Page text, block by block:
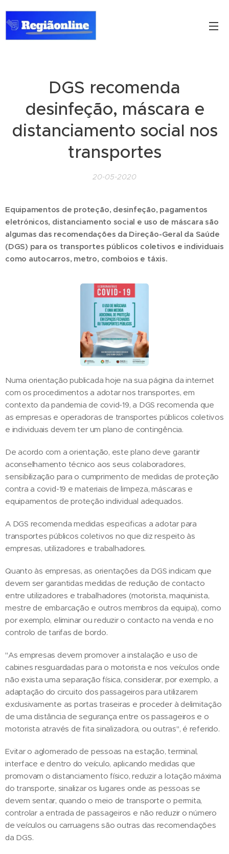
DGS recomenda
desinfeção, máscara e
distanciamento social nos
transportes
20-05-2020
Equipamentos de proteção, desinfeção, pagamentos
eletrónicos, distanciamento social e uso de máscara são
algumas das recomendações da Direção-Geral da Saúde
(DGS) para os transportes públicos coletivos e individuais
como autocarros, metro, comboios e táxis.
Numa orientação publicada hoje na sua página da internet
com os procedimentos a adotar nos transportes, em
contexto da pandemia de covid-19, a DGS recomenda que
as empresas e operadoras de transportes públicos coletivos
e individuais devem ter um plano de contingência.
De acordo com a orientação, este plano deve garantir
aconselhamento técnico aos seus colaboradores,
sensibilização para o cumprimento de medidas de proteção
contra a covid-19 e materiais de limpeza, máscaras e
equipamentos de proteção individual adequados.
A DGS recomenda medidas especificas a adotar para
transportes públicos coletivos no que diz respeito às
empresas, utilizadores e trabalhadores.
Quanto às empresas, as orientações da DGS indicam que
devem ser garantidas medidas de redução de contacto
entre utilizadores e trabalhadores (motorista, maquinista,
mestre de embarcação e outros membros da equipa), como
por exemplo, eliminar ou reduzir o contacto na venda e no
controlo de tarifas de bordo.
"As empresas devem promover a instalação e uso de
cabines resguardadas para o motorista e nos veículos onde
não exista uma separação física, considerar, por exemplo, a
adaptação do circuito dos passageiros para utilizarem
exclusivamente as portas traseiras e proceder à delimitação
de uma distância de segurança entre os passageiros e o
motorista através de fita sinalizadora, ou outras", é referido.
Evitar o aglomerado de pessoas na estação, terminal,
interface e dentro do veículo, aplicando medidas que
promovam o distanciamento físico, reduzir a lotação máxima
do transporte, sinalizar os lugares onde as pessoas se
devem sentar, quando o meio de transporte o permita,
controlar a entrada de passageiros e não reduzir o número
de veículos ou carruagens são outras das recomendações
da DGS.